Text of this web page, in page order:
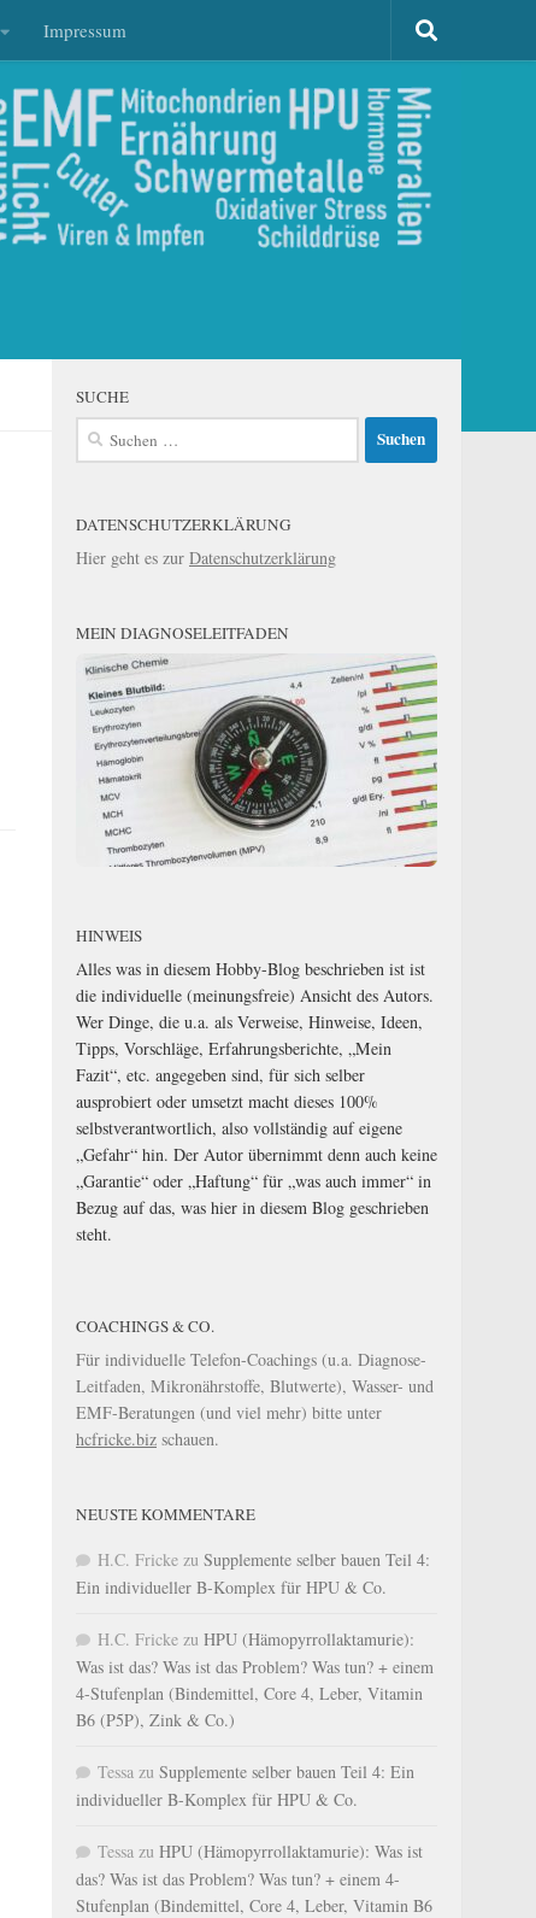
Impressum
SUCHE
Suchen
DATENSCHUTZERKLÄRUNG
Hier geht es zur Datenschutzerklärung
MEIN DIAGNOSELEITFADEN
HINWEIS
Alles was in diesem Hobby-Blog beschrieben ist ist
die individuelle (meinungsfreie) Ansicht des Autors.
Wer Dinge, die u.a. als Verweise, Hinweise, Ideen,
Tipps, Vorschläge, Erfahrungsberichte, „Mein
Fazit“, etc. angegeben sind, für sich selber
ausprobiert oder umsetzt macht dieses 100%
selbstverantwortlich, also vollständig auf eigene
„Gefahr“ hin. Der Autor übernimmt denn auch keine
„Garantie“ oder „Haftung“ für „was auch immer“ in
Bezug auf das, was hier in diesem Blog geschrieben
steht.
COACHINGS & CO.
Für individuelle Telefon-Coachings (u.a. Diagnose-
Leitfaden, Mikronährstoffe, Blutwerte), Wasser- und
EMF-Beratungen (und viel mehr) bitte unter
hcfricke.biz schauen.
NEUSTE KOMMENTARE
H.C. Fricke zu Supplemente selber bauen Teil 4:
Ein individueller B-Komplex für HPU & Co.
H.C. Fricke zu HPU (Hämopyrrollaktamurie):
Was ist das? Was ist das Problem? Was tun? + einem
4-Stufenplan (Bindemittel, Core 4, Leber, Vitamin
B6 (P5P), Zink & Co.)
Tessa zu Supplemente selber bauen Teil 4: Ein
individueller B-Komplex für HPU & Co.
Tessa zu HPU (Hämopyrrollaktamurie): Was ist
das? Was ist das Problem? Was tun? + einem 4-
Stufenplan (Bindemittel, Core 4, Leber, Vitamin B6